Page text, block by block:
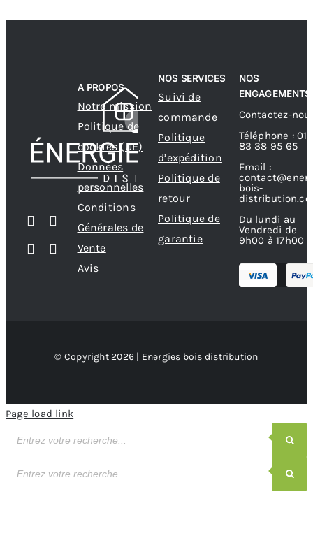
A PROPOS
Notre mission
Politique de
cookies (UE)
Données
personnelles
Conditions
Générales de
Vente
Avis
NOS SERVICES
Suivi de
commande
Politique
d’expédition
Politique de
retour
Politique de
garantie
NOS
ENGAGEMENTS
Contactez-
Téléphone : 01
83 38 95 65
Email :
bois-
Du lundi au
Vendredi de
9h00 à 17h00
© Copyright 2026 | Energies bois distribution
Page load link
de
de